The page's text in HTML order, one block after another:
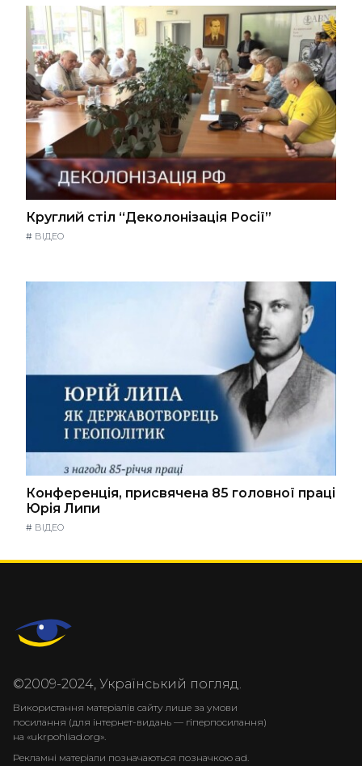
Круглий стіл “Деколонізація Росії”
# ВІДЕО
Конференція, присвячена 85 головної праці
Юрія Липи
# ВІДЕО
©2009-2024, Український погляд.
Використання матеріалів сайту лише за умови
посилання (для інтернет-видань — гіперпосилання)
на «ukrpohliad.org».
Рекламні матеріали позначаються позначкою ad.